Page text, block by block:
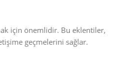
için önemlidir. Bu eklentiler,
geçmelerini sağlar.